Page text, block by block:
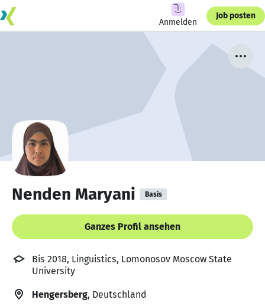
Anmelden
Job posten
Nenden Maryani Basis
Ganzes Profil ansehen
Bis 2018, Linguistics, Lomonosov Moscow State
University
Hengersberg, Deutschland